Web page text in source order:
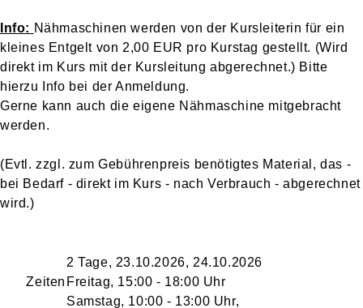
Info: Nähmaschinen werden von der Kursleiterin für ein
kleines Entgelt von 2,00 EUR pro Kurstag gestellt. (Wird
direkt im Kurs mit der Kursleitung abgerechnet.) Bitte
hierzu Info bei der Anmeldung.
Gerne kann auch die eigene Nähmaschine mitgebracht
werden.
(Evtl. zzgl. zum Gebührenpreis benötigtes Material, das -
bei Bedarf - direkt im Kurs - nach Verbrauch - abgerechnet
wird.)
Zeiten
2 Tage, 23.10.2026, 24.10.2026
Freitag, 15:00 - 18:00 Uhr
Samstag, 10:00 - 13:00 Uhr,